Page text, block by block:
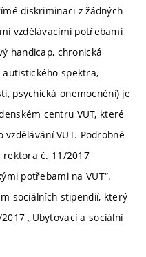
diskriminaci z žádných
vzdělávacími potřebami
handicap, chronická
spektra,
psychická onemocnění) je
centru VUT, které
VUT. Podrobně
č. 11/2017
potřebami na VUT“.
sociálních stipendií, který
„Ubytovací a sociální